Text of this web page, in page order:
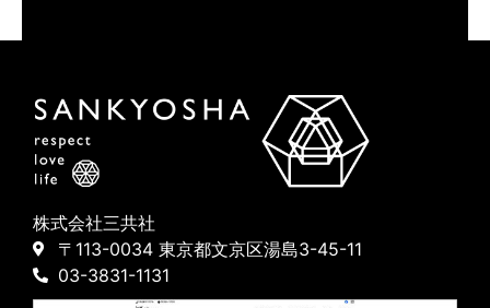
株式会社三共社
〒113-0034 東京都文京区湯島3-45-11
03-3831-1131